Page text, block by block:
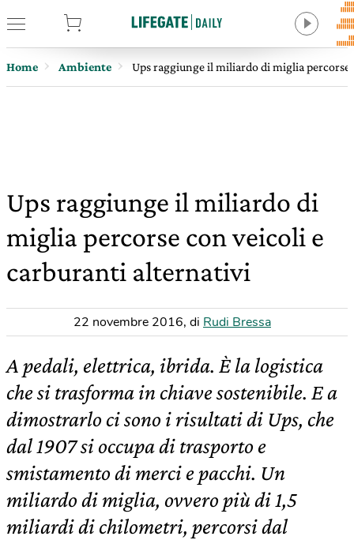
Home Ambiente Ups raggiunge il miliardo di miglia
Ups raggiunge il miliardo di
miglia percorse con veicoli e
carburanti alternativi
22 novembre 2016, di Rudi Bressa
A pedali, elettrica, ibrida. È la logistica
che si trasforma in chiave sostenibile. E a
dimostrarlo ci sono i risultati di Ups, che
dal 1907 si occupa di trasporto e
smistamento di merci e pacchi. Un
miliardo di miglia, ovvero più di 1,5
miliardi di chilometri, percorsi dal